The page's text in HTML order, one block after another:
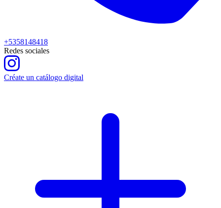
+5358148418
Redes sociales
Créate un catálogo digital